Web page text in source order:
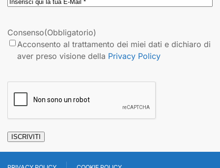
Consenso(Obbligatorio)
Acconsento al trattamento dei miei dati e dichiaro di
aver preso visione della Privacy Policy
ISCRIVITI